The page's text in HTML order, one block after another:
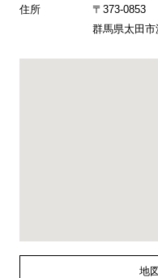
住所
〒373-0853
群馬県太田市
地